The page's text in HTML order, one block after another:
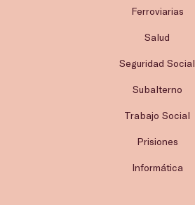
Ferroviarias
Salud
Seguridad Social
Subalterno
Trabajo Social
Prisiones
Informática